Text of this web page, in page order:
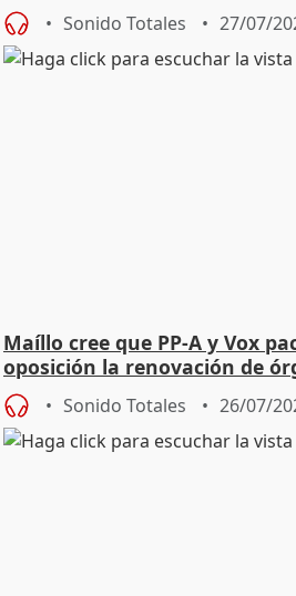
Sonido Totales 27/07/
Maíllo cree que PP-A y Vox
oposición la renovación de
Defensor
Sonido Totales 26/07/